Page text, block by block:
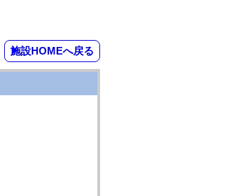
施設HOMEへ戻る